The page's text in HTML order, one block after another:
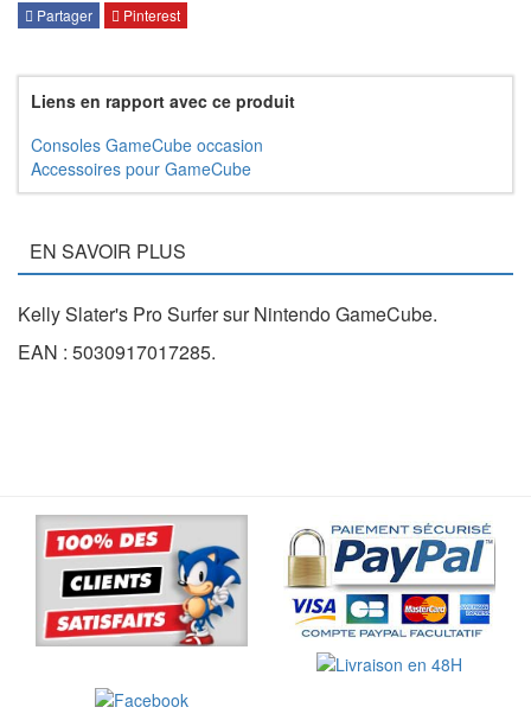
Partager Pinterest
Liens en rapport avec ce produit
Consoles GameCube occasion
Accessoires pour GameCube
EN SAVOIR PLUS
Kelly Slater's Pro Surfer sur Nintendo GameCube.
EAN : 5030917017285.